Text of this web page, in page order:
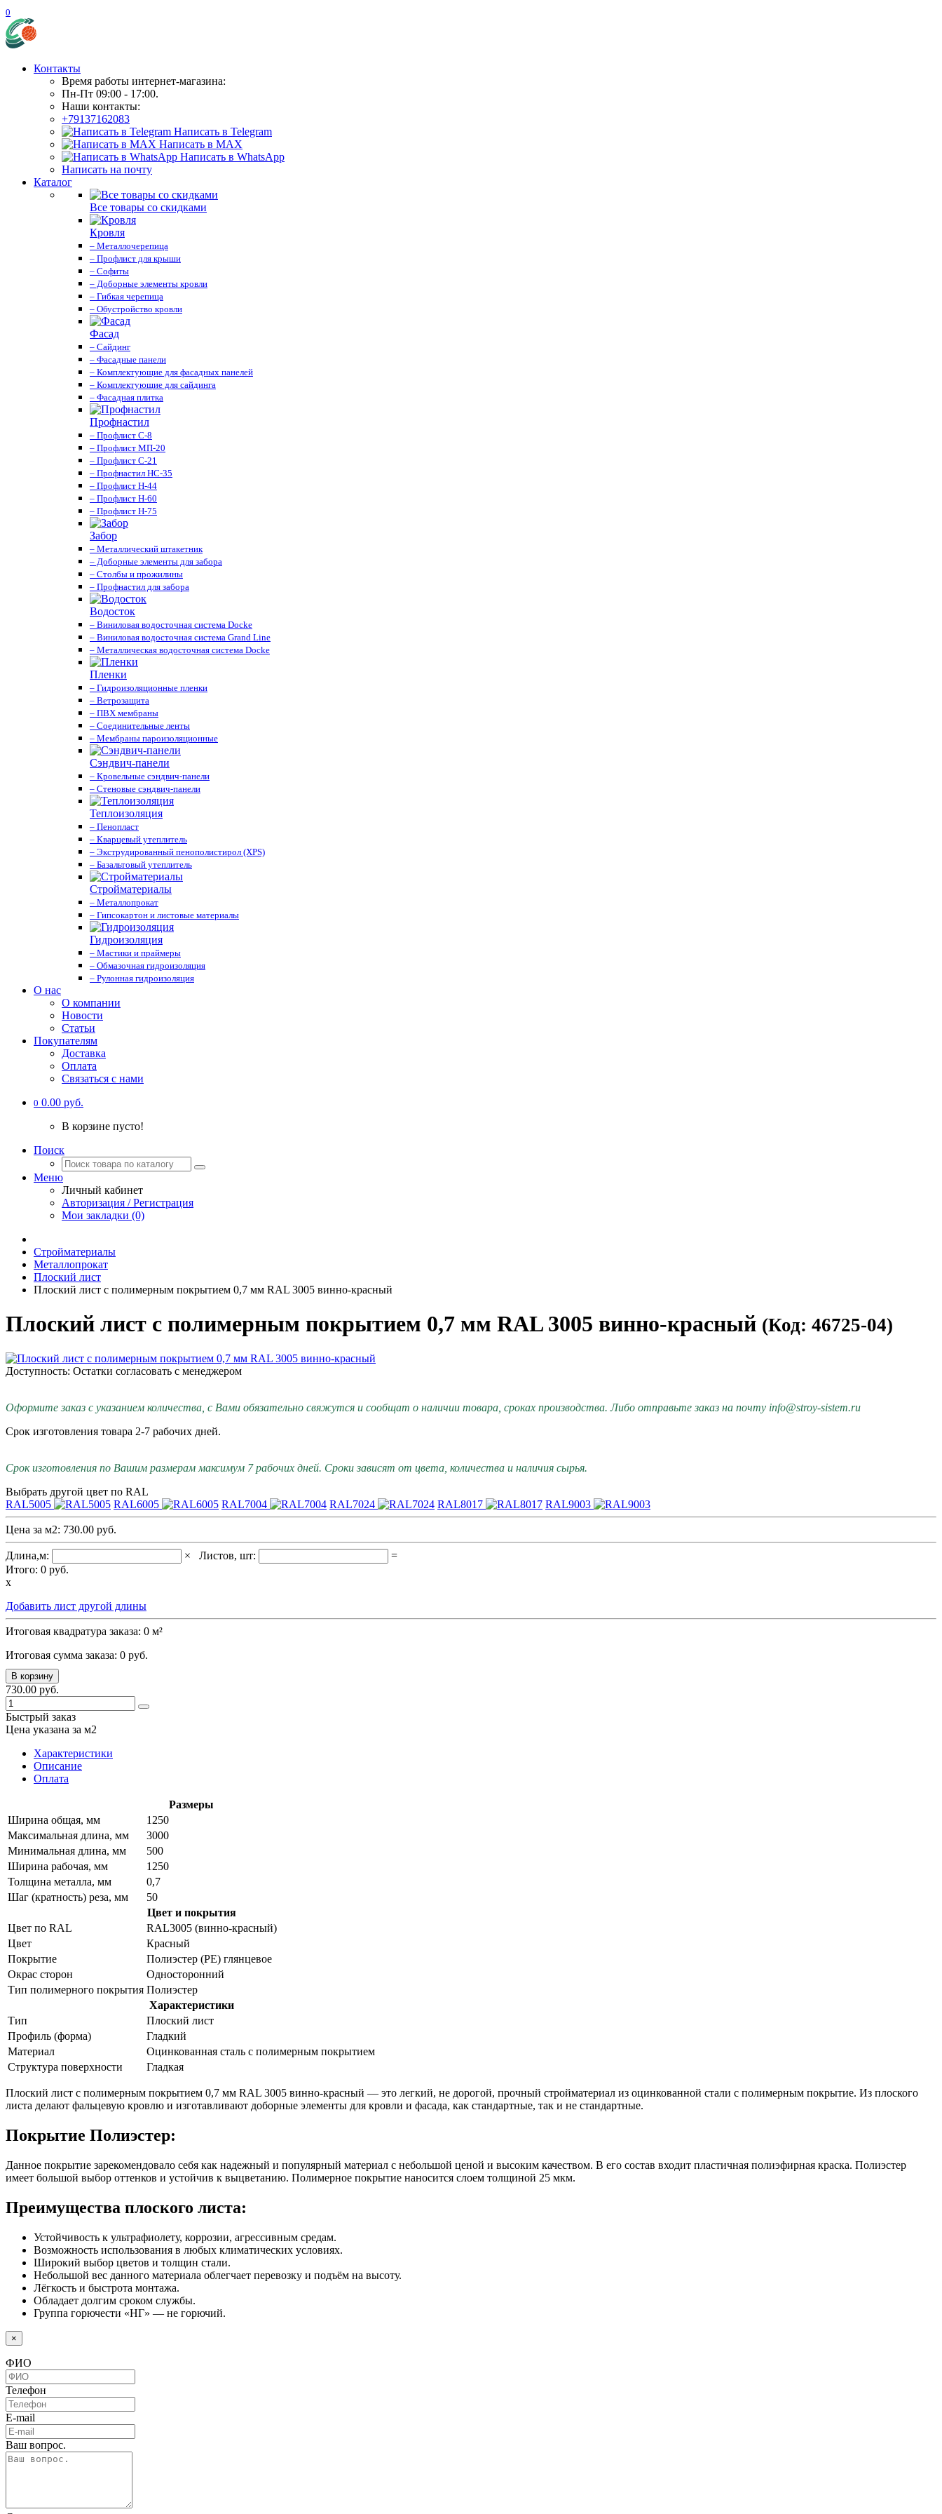
0
Контакты
Время работы интернет-магазина:
Пн-Пт 09:00 - 17:00.
Наши контакты:
+79137162083
Написать в Telegram
Написать в MAX
Написать в WhatsApp
Написать на почту
Каталог
Все товары со скидками
Кровля
– Металлочерепица
– Профлист для крыши
– Софиты
– Доборные элементы кровли
– Гибкая черепица
– Обустройство кровли
Фасад
– Сайдинг
– Фасадные панели
– Комплектующие для фасадных панелей
– Комплектующие для сайдинга
– Фасадная плитка
Профнастил
– Профлист С-8
– Профлист МП-20
– Профлист С-21
– Профнастил НС-35
– Профлист Н-44
– Профлист Н-60
– Профлист Н-75
Забор
– Металлический штакетник
– Доборные элементы для забора
– Столбы и прожилины
– Профнастил для забора
Водосток
– Виниловая водосточная система Docke
– Виниловая водосточная система Grand Line
– Металлическая водосточная система Docke
Пленки
– Гидроизоляционные пленки
– Ветрозащита
– ПВХ мембраны
– Соединительные ленты
– Мембраны пароизоляционные
Сэндвич-панели
– Кровельные сэндвич-панели
– Стеновые сэндвич-панели
Теплоизоляция
– Пенопласт
– Кварцевый утеплитель
– Экструдированный пенополистирол (XPS)
– Базальтовый утеплитель
Стройматериалы
– Металлопрокат
– Гипсокартон и листовые материалы
Гидроизоляция
– Мастики и праймеры
– Обмазочная гидроизоляция
– Рулонная гидроизоляция
О нас
О компании
Новости
Статьи
Покупателям
Доставка
Оплата
Связаться с нами
0 0.00 руб.
В корзине пусто!
Поиск
Меню
Личный кабинет
Авторизация / Регистрация
Мои закладки (0)
Стройматериалы
Металлопрокат
Плоский лист
Плоский лист с полимерным покрытием 0,7 мм RAL 3005 винно-красный
Плоский лист с полимерным покрытием 0,7 мм RAL 3005 винно-красный (Код: 46725-04)
Доступность: Остатки согласовать с менеджером
Оформите заказ с указанием количества, с Вами обязательно свяжутся и сообщат о наличии товара, сроках производства. Либо отправьте заказ на почту info@stroy-sistem.ru
Срок изготовления товара 2-7 рабочих дней.
Срок изготовления по Вашим размерам максимум 7 рабочих дней. Сроки зависят от цвета, количества и наличия сырья.
Выбрать другой цвет по RAL
RAL5005
RAL6005 RAL7004 RAL7024 RAL8017 RAL9003
Цена за м2: 730.00 руб.
Длина,м: × Листов, шт:
=
Итого: 0 руб.
x
Добавить лист другой длины
Итоговая квадратура заказа: 0 м²
Итоговая сумма заказа: 0 руб.
В корзину
730.00 руб.
Быстрый заказ
Цена указана за м2
Характеристики
Описание
Оплата
Размеры
Ширина общая, мм
1250
Максимальная длина, мм
3000
Минимальная длина, мм
500
Ширина рабочая, мм
1250
Толщина металла, мм
0,7
Шаг (кратность) реза, мм
50
Цвет и покрытия
Цвет по RAL
RAL3005 (винно-красный)
Цвет
Красный
Покрытие
Полиэстер (PE) глянцевое
Окрас сторон
Односторонний
Тип полимерного покрытия Полиэстер
Характеристики
Тип
Плоский лист
Профиль (форма)
Гладкий
Материал
Оцинкованная сталь с полимерным покрытием
Структура поверхности
Гладкая
Плоский лист с полимерным покрытием 0,7 мм RAL 3005 винно-красный — это легкий, не дорогой, прочный стройматериал из оцинкованной стали с полимерным покрытие. Из плоского
листа делают фальцевую кровлю и изготавливают доборные элементы для кровли и фасада, как стандартные, так и не стандартные.
Покрытие Полиэстер:
Данное покрытие зарекомендовало себя как надежный и популярный материал с небольшой ценой и высоким качеством. В его состав входит пластичная полиэфирная краска. Полиэстер
имеет большой выбор оттенков и устойчив к выцветанию. Полимерное покрытие наносится слоем толщиной 25 мкм.
Преимущества плоского листа:
Устойчивость к ультрафиолету, коррозии, агрессивным средам.
Возможность использования в любых климатических условиях.
Широкий выбор цветов и толщин стали.
Небольшой вес данного материала облегчает перевозку и подъём на высоту.
Лёгкость и быстрота монтажа.
Обладает долгим сроком службы.
Группа горючести «НГ» — не горючий.
×
ФИО
Телефон
E-mail
Ваш вопрос.